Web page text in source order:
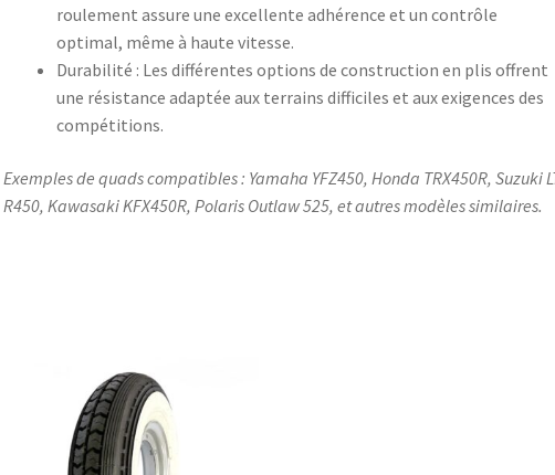
roulement assure une excellente adhérence et un contrôle
optimal, même à haute vitesse.​
Durabilité : Les différentes options de construction en plis offrent
une résistance adaptée aux terrains difficiles et aux exigences des
compétitions.​
Exemples de quads compatibles : Yamaha YFZ450, Honda TRX450R, Suzuki
R450, Kawasaki KFX450R, Polaris Outlaw 525, et autres modèles similaires.